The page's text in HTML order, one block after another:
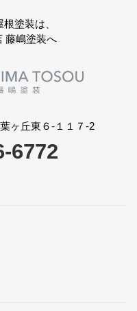
塗装は、
藤嶋塗装へ
ヶ丘東６-１１７-2
6772